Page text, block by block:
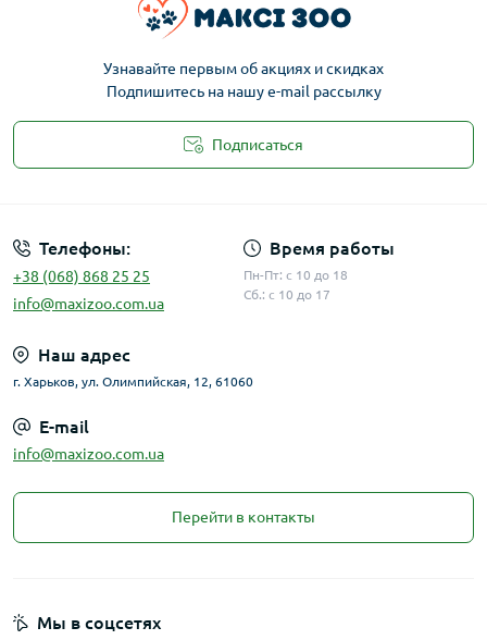
Узнавайте первым об акциях и скидках
Подпишитесь на нашу e-mail рассылку
Подписаться
Телефоны:
+38 (068) 868 25 25
info@maxizoo.com.ua
Время работы
Пн-Пт: с 10 до 18
Сб.: с 10 до 17
Наш адрес
г. Харьков, ул. Олимпийская, 12, 61060
E-mail
info@maxizoo.com.ua
Перейти в контакты
Мы в соцсетях